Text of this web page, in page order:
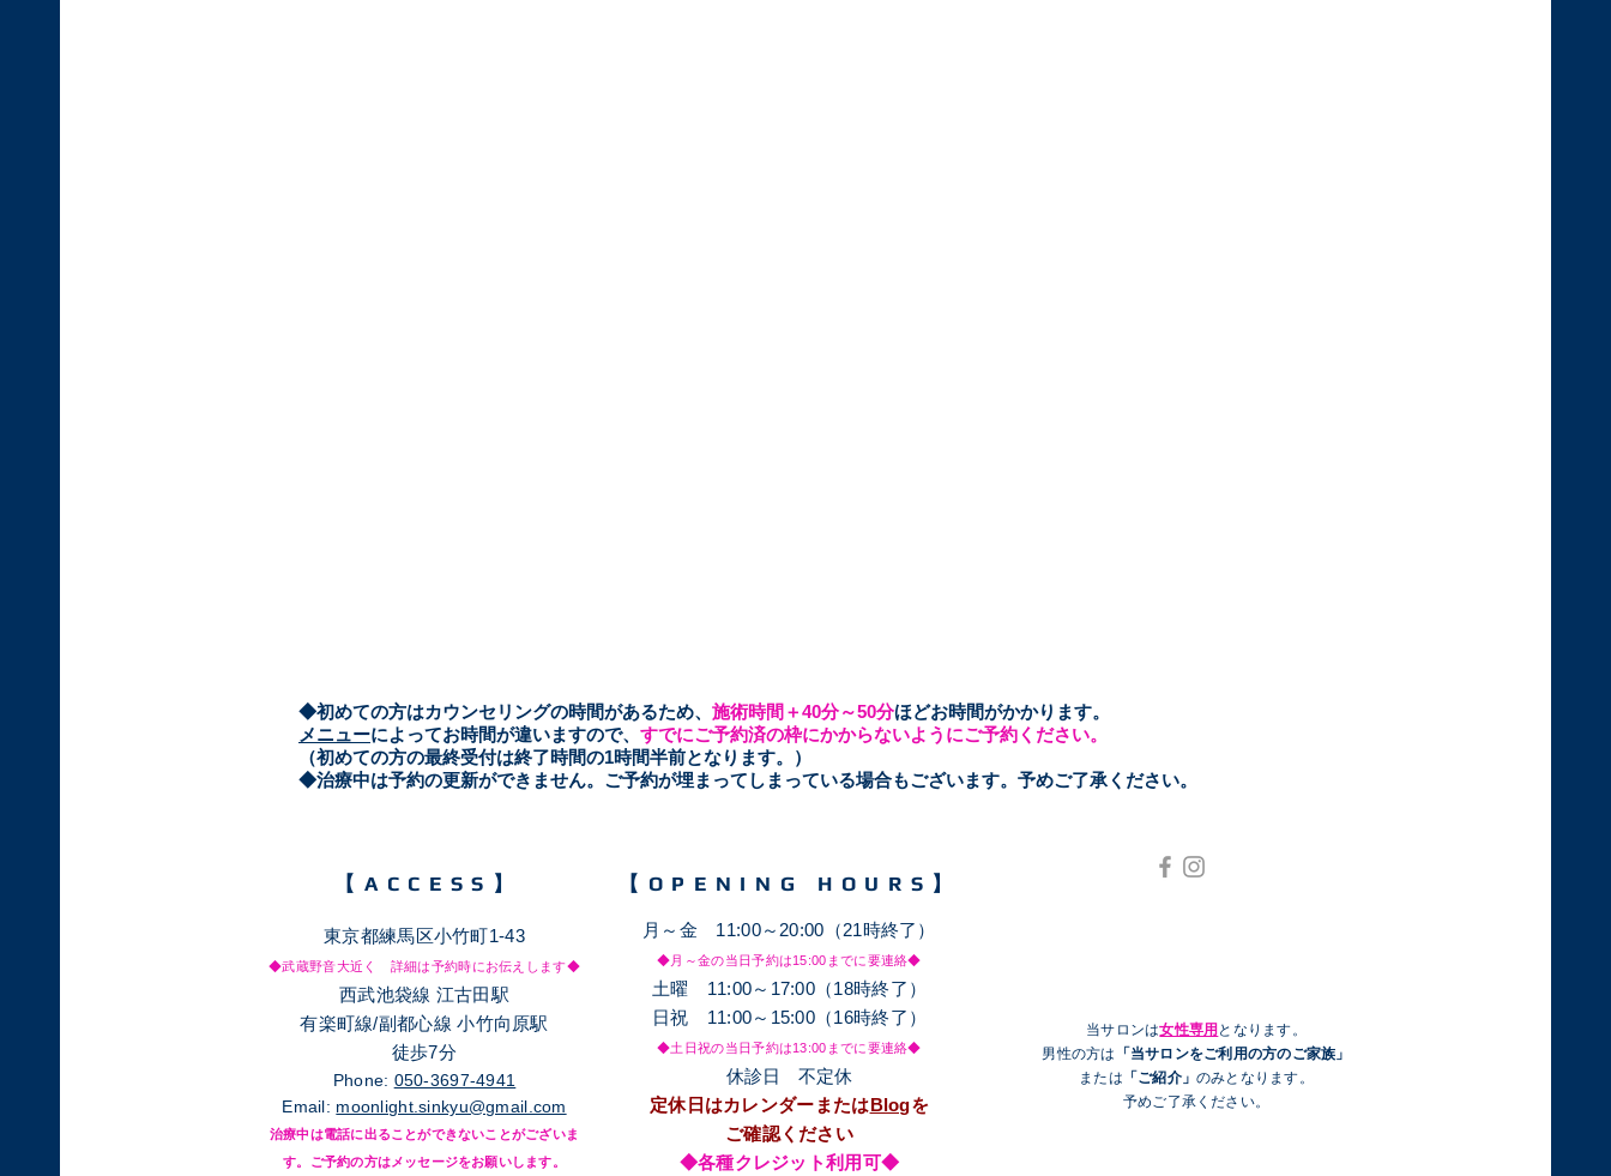
​◆初めての方はカウンセリングの時間があるため、 施術時間＋40分～50分ほどお時間がかかります。
メニューによってお時間が違いますので、 すでにご予約済の枠にかからないようにご予約ください。
（初めての方の最終受付は終了時間の1時間半前となります。）
​◆治療中は予約の更新ができません。ご予約が埋まってしまっている場合もございます。予めご了承ください。
【​ACCESS】
東京都練馬区小竹町1-43
◆武蔵野音大近く 詳細は予約時にお伝えします◆
西武池袋線 江古田駅
有楽町線/副都心線 小竹向原駅
徒歩7分
Phone: 050-3697-4941
Email: moonlight.sinkyu@gmail.com
治療中は電話に出ることができないことがございま
す。ご予約の方はメッセージをお願いします。
【OPENING HOURS】
月～金 11:00～20:00（21時終了）
◆月～金の当日予約は15:00までに要連絡◆
土​曜 11:00～17:00（18時終了）
日祝 11:00～15:00（16時終了）
◆土日祝の当日予約は13:00までに要連絡◆
休診日 不定休
定休日はカレンダーまたはBlogを
ご確認ください
◆各種クレジット利用可◆
当サロンは女性専用 となります。
​男性の方は
「当サロンをご利用の方のご家族」
または 「ご紹介」 のみとなります。
予めご了承ください。